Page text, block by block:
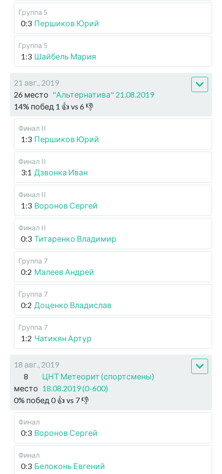
Группа 5
0:3 Першиков Юрий
Группа 5
1:3 Шайбель Мария
21 авг., 2019
26 место "Альтернатива" 21.08.2019
14% побед 1 👍 vs 6👎
Финал II
1:3 Першиков Юрий
Финал II
3:1 Дзвонка Иван
Финал II
1:3 Воронов Сергей
Финал II
0:3 Титаренко Владимир
Группа 7
0:2 Малеев Андрей
Группа 7
0:2 Доценко Владислав
Группа 7
1:2 Чатикян Артур
18 авг., 2019
8
место
ЦНТ Метеорит (спортсмены)
18.08.2019 (0-600)
0% побед 0👍 vs 7👎
Финал
0:3 Воронов Сергей
Финал
0:3 Белоконь Евгений